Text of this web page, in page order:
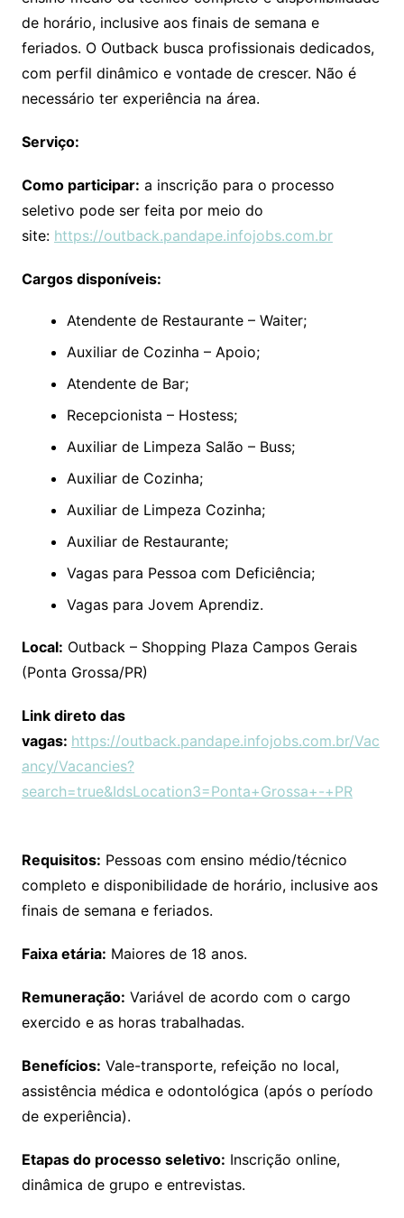
de horário, inclusive aos finais de semana e
feriados. O Outback busca profissionais dedicados,
com perfil dinâmico e vontade de crescer. Não é
necessário ter experiência na área.
Serviço:
Como participar: a inscrição para o processo
seletivo pode ser feita por meio do
site: https://outback.pandape.infojobs.com.br
Cargos disponíveis:
Atendente de Restaurante – Waiter;
Auxiliar de Cozinha – Apoio;
Atendente de Bar;
Recepcionista – Hostess;
Auxiliar de Limpeza Salão – Buss;
Auxiliar de Cozinha;
Auxiliar de Limpeza Cozinha;
Auxiliar de Restaurante;
Vagas para Pessoa com Deficiência;
Vagas para Jovem Aprendiz.
Local: Outback – Shopping Plaza Campos Gerais
(Ponta Grossa/PR)
Link direto das
vagas: https://outback.pandape.infojobs.com.br/Vac
ancy/Vacancies?
search=true&IdsLocation3=Ponta+Grossa+-+PR
Requisitos: Pessoas com ensino médio/técnico
completo e disponibilidade de horário, inclusive aos
finais de semana e feriados.
Faixa etária: Maiores de 18 anos.
Remuneração: Variável de acordo com o cargo
exercido e as horas trabalhadas.
Benefícios: Vale-transporte, refeição no local,
assistência médica e odontológica (após o período
de experiência).
Etapas do processo seletivo: Inscrição online,
dinâmica de grupo e entrevistas.